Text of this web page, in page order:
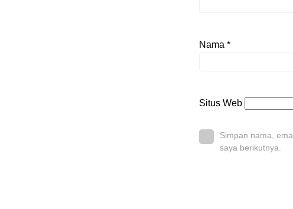
Nama *
Situs Web
Simpan nama,
saya berikutnya.